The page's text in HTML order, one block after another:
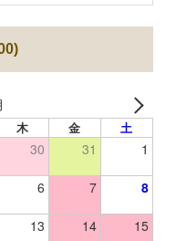
木 金 土
30 31 1
6 7 8
13 14 15